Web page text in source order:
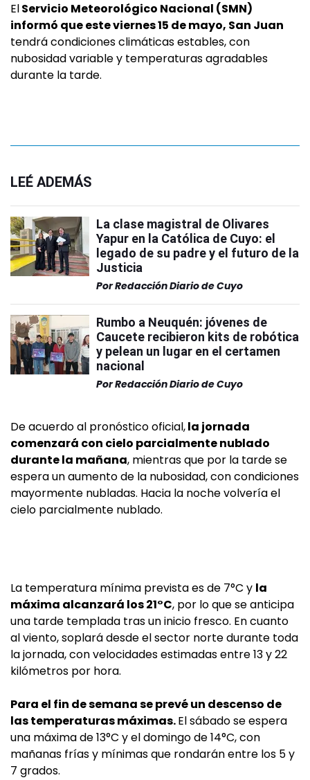
ElServicio Meteorológico Nacional (SMN)
informó que este viernes 15 de mayo, San Juan
tendrá condiciones climáticas estables, con
nubosidad variable y temperaturas agradables
durante la tarde.
LEÉ ADEMÁS
La clase magistral de Olivares
Yapur en la Católica de Cuyo: el
legado de su padre y el futuro de la
Justicia
PorRedacción Diario de Cuyo
Rumbo a Neuquén: jóvenes de
Caucete recibieron kits de robótica
y pelean un lugar en el certamen
nacional
PorRedacción Diario de Cuyo
De acuerdo al pronóstico oficial,la jornada
comenzará con cielo parcialmente nublado
durante la mañana, mientras que por la tarde se
espera un aumento de la nubosidad, con condiciones
mayormente nubladas. Hacia la noche volvería el
cielo parcialmente nublado.
La temperatura mínima prevista es de 7°C y la
máxima alcanzará los 21°C, por lo que se anticipa
una tarde templada tras un inicio fresco. En cuanto
al viento, soplará desde el sector norte durante toda
la jornada, con velocidades estimadas entre 13 y 22
kilómetros por hora.
Para el fin de semana se prevé un descenso de
las temperaturas máximas.El sábado se espera
una máxima de 13°C y el domingo de 14°C, con
mañanas frías y mínimas que rondarán entre los 5 y
7 grados.